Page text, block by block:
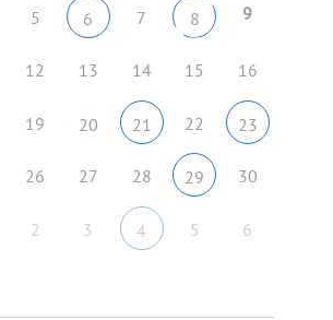
5 6 7 8 9
12 13 14 15 16
19 20 21 22 23
26 27 28 29 30
2 3 4 5 6